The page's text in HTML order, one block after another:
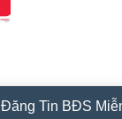
Đăng Tin BĐS